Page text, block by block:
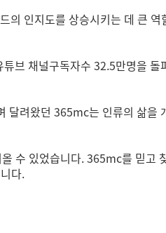
인지도를 상승시키는 데 큰
채널구독자수 32.5만명을 돌
려왔던 365mc는 인류의 삶을
수 있었습니다. 365mc를 믿고
다.